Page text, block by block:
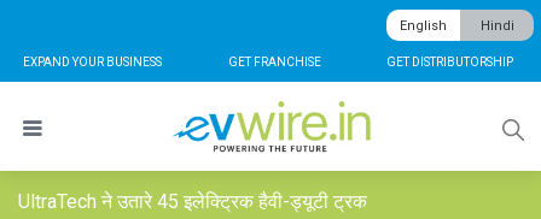
EXPAND YOUR BUSINESS GET FRANCHISE GET DISTRIBUTORSHIP
English Hindi
UltraTech ने उतारे 45 इलेक्ट्रिक हैवी-ड्यूटी ट्रक